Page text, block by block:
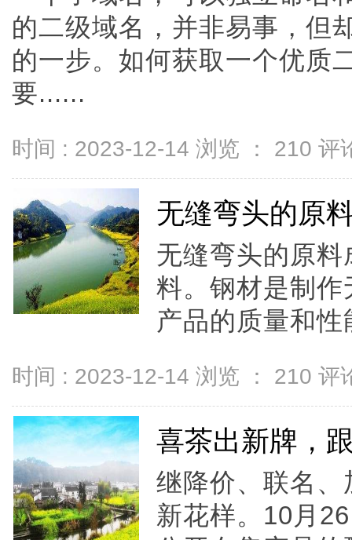
的二级域名，并非易事，但
的一步。如何获取一个优质
要......
时间 : 2023-12-14 浏览 ： 210 评
无缝弯头的原
无缝弯头的原
料。钢材是制
产品的质量和
时间 : 2023-12-14 浏览 ： 210 评
喜茶出新牌，
继降价、联名
新花样。10月